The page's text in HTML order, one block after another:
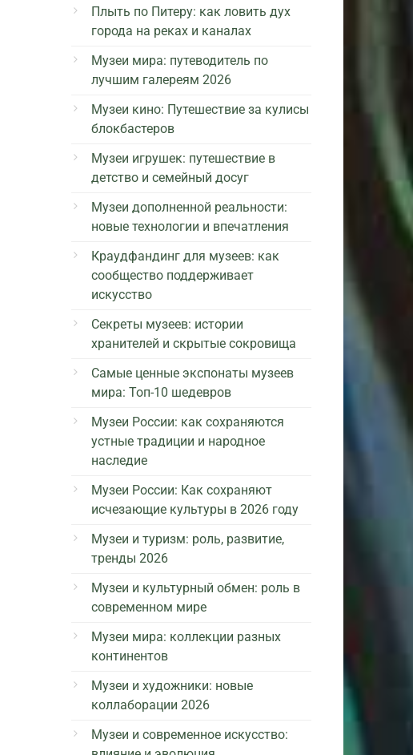
Плыть по Питеру: как ловить дух
города на реках и каналах
Музеи мира: путеводитель по
лучшим галереям 2026
Музеи кино: Путешествие за кулисы
блокбастеров
Музеи игрушек: путешествие в
детство и семейный досуг
Музеи дополненной реальности:
новые технологии и впечатления
Краудфандинг для музеев: как
сообщество поддерживает
искусство
Секреты музеев: истории
хранителей и скрытые сокровища
Самые ценные экспонаты музеев
мира: Топ-10 шедевров
Музеи России: как сохраняются
устные традиции и народное
наследие
Музеи России: Как сохраняют
исчезающие культуры в 2026 году
Музеи и туризм: роль, развитие,
тренды 2026
Музеи и культурный обмен: роль в
современном мире
Музеи мира: коллекции разных
континентов
Музеи и художники: новые
коллаборации 2026
Музеи и современное искусство: